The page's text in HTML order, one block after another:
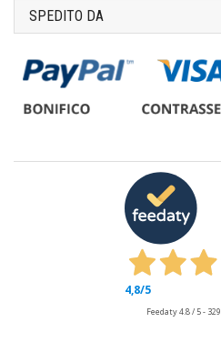
SPEDITO DA
4,8/5
Feedaty4.8/ 5- 329